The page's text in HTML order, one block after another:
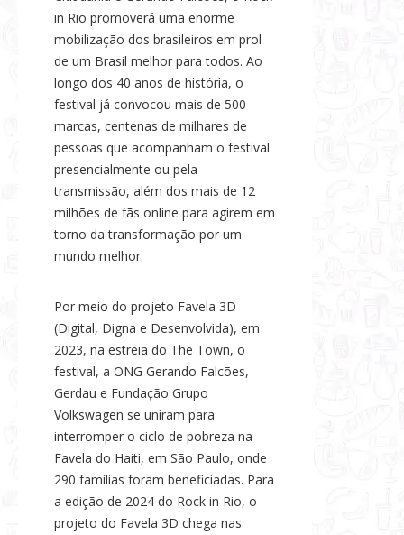
in Rio promoverá uma enorme
mobilização dos brasileiros em prol
de um Brasil melhor para todos. Ao
longo dos 40 anos de história, o
festival já convocou mais de 500
marcas, centenas de milhares de
pessoas que acompanham o festival
presencialmente ou pela
transmissão, além dos mais de 12
milhões de fãs online para agirem em
torno da transformação por um
mundo melhor.
Por meio do projeto Favela 3D
(Digital, Digna e Desenvolvida), em
2023, na estreia do The Town, o
festival, a ONG Gerando Falcões,
Gerdau e Fundação Grupo
Volkswagen se uniram para
interromper o ciclo de pobreza na
Favela do Haiti, em São Paulo, onde
290 famílias foram beneficiadas. Para
a edição de 2024 do Rock in Rio, o
projeto do Favela 3D chega nas